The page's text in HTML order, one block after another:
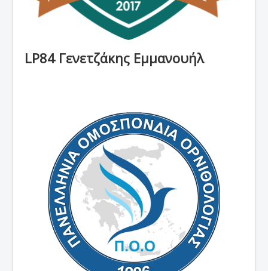
LP84 Γενετζάκης Εμμανουήλ